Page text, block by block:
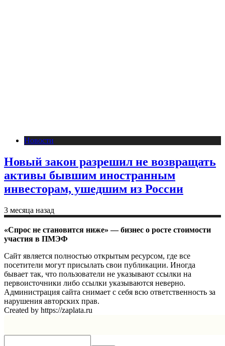
Новости
Новый закон разрешил не возвращать
активы бывшим иностранным
инвесторам, ушедшим из России
3 месяца назад
«Спрос не становится ниже» — бизнес о росте стоимости
участия в ПМЭФ
Сайт является полностью открытым ресурсом, где все
посетители могут присылать свои публикации. Иногда
бывает так, что пользователи не указывают ссылки на
первоисточники либо ссылки указываются неверно.
Администрация сайта снимает с себя всю ответственность за
нарушения авторских прав.
Created by https://zaplata.ru